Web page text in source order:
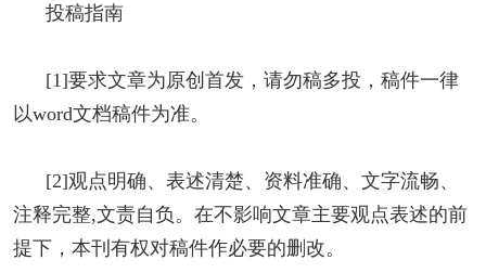
投稿指南
[1]要求文章为原创首发，请勿稿多投，稿件一律
以word文档稿件为准。
[2]观点明确、表述清楚、资料准确、文字流畅、
注释完整,文责自负。在不影响文章主要观点表述的前
提下，本刊有权对稿件作必要的删改。